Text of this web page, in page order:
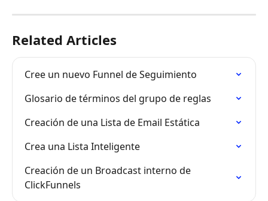
Related Articles
Cree un nuevo Funnel de Seguimiento
Glosario de términos del grupo de reglas
Creación de una Lista de Email Estática
Crea una Lista Inteligente
Creación de un Broadcast interno de
ClickFunnels